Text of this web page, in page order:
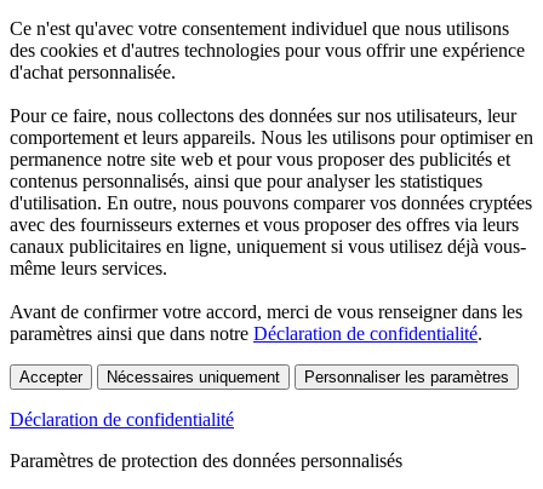
Ce n'est qu'avec votre consentement individuel que nous utilisons
des cookies et d'autres technologies pour vous offrir une expérience
d'achat personnalisée.
Pour ce faire, nous collectons des données sur nos utilisateurs, leur
comportement et leurs appareils. Nous les utilisons pour optimiser en
permanence notre site web et pour vous proposer des publicités et
contenus personnalisés, ainsi que pour analyser les statistiques
d'utilisation. En outre, nous pouvons comparer vos données cryptées
avec des fournisseurs externes et vous proposer des offres via leurs
canaux publicitaires en ligne, uniquement si vous utilisez déjà vous-
même leurs services.
Avant de confirmer votre accord, merci de vous renseigner dans les
paramètres ainsi que dans notre Déclaration de confidentialité.
Accepter Nécessaires uniquement Personnaliser les paramètres
Déclaration de confidentialité
Paramètres de protection des données personnalisés